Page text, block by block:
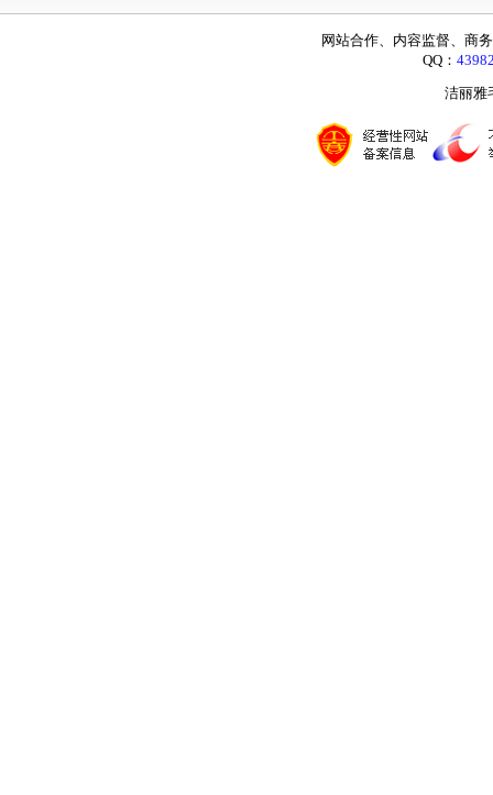
网站合作、内容监督、商
QQ：
洁丽雅